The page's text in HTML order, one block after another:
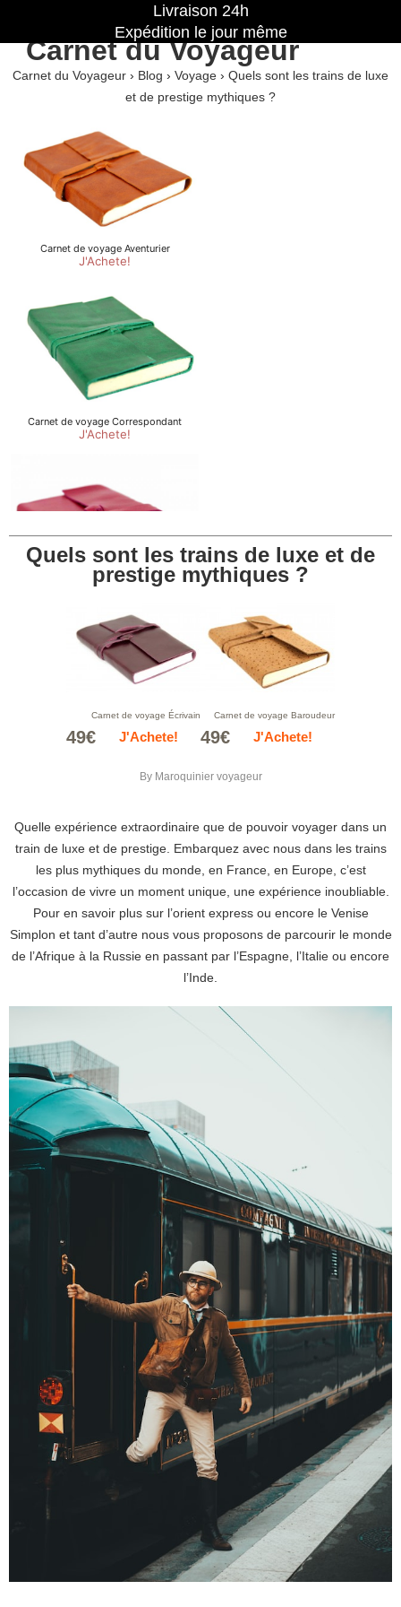
Carnet du Voyageur
Carnet du Voyageur › Blog › Voyage › Quels sont les trains de luxe
et de prestige mythiques ?
Quels sont les trains de luxe et de
prestige mythiques ?
Carnet de voyage Écrivain
49€ J'Achete!
Carnet de voyage Baroudeur
49€ J'Achete!
By Maroquinier voyageur
Quelle expérience extraordinaire que de pouvoir voyager dans un
train de luxe et de prestige. Embarquez avec nous dans les trains
les plus mythiques du monde, en France, en Europe, c’est
l’occasion de vivre un moment unique, une expérience inoubliable.
Pour en savoir plus sur l’orient express ou encore le Venise
Simplon et tant d’autre nous vous proposons de parcourir le monde
de l’Afrique à la Russie en passant par l’Espagne, l’Italie ou encore
l’Inde.
Livraison 24h
Expédition le jour même